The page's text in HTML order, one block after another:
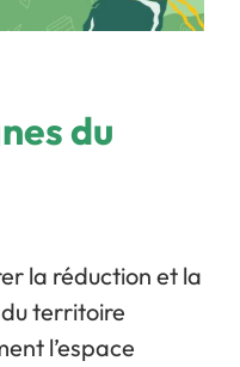
du
la réduction et la
territoire
l’espace